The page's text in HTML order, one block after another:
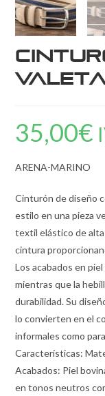
35,00€
ARENA-MARINO
Cinturón de diseño
estilo en una pieza
textil elástico de
cintura
Los acabados en
mientras que la
durabilidad. Su
lo convierten en el
informales como
Características:
Acabados: Piel
en tonos neutros